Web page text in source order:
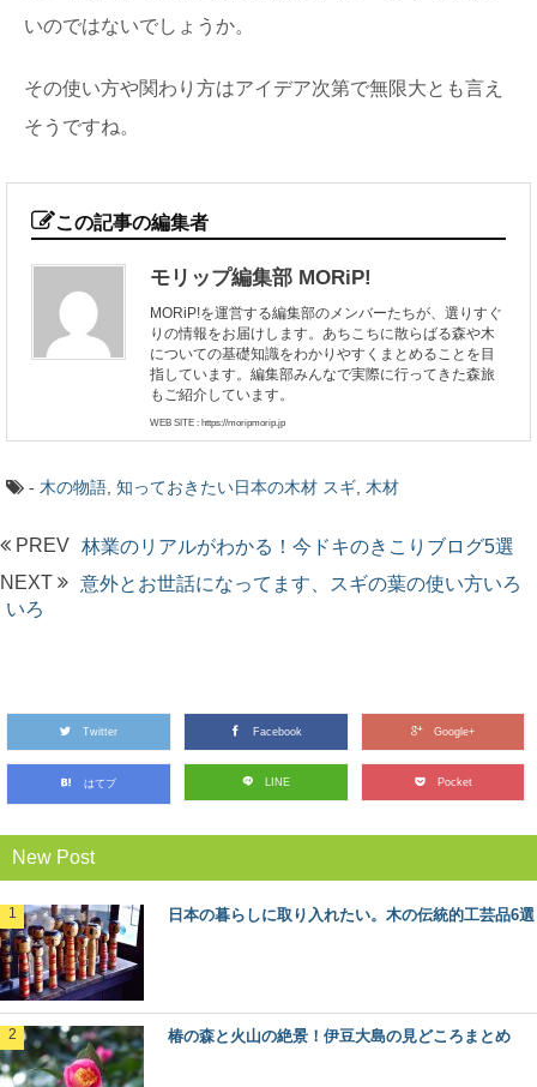
いのではないでしょうか。
その使い方や関わり方はアイデア次第で無限大とも言え
そうですね。
この記事の編集者
モリップ編集部 MORiP!
MORiP!を運営する編集部のメンバーたちが、選りすぐ
りの情報をお届けします。あちこちに散らばる森や木
についての基礎知識をわかりやすくまとめることを目
指しています。編集部みんなで実際に行ってきた森旅
もご紹介しています。
WEB SITE : https://moripmorip.jp
- 木の物語, 知っておきたい日本の木材 スギ, 木材
PREV 林業のリアルがわかる！今ドキのきこりブログ5選
NEXT
意外とお世話になってます、スギの葉の使い方いろ
いろ
Twitter Facebook Google+
はてブ LINE Pocket
New Post
日本の暮らしに取り入れたい。木の伝統的工芸品6選
椿の森と火山の絶景！伊豆大島の見どころまとめ